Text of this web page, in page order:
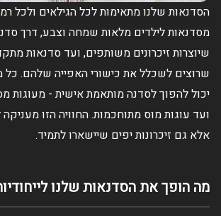
הסדנאות שלנו מתאימות לכל הגילאים ולכל
מסדנאות לילדים מלאות שמחה וצבע, דרך
שיוצרות זיכרונים משותפים, ועד סדנאות
שרוצים לשכלל את כישורי האפייה שלהם. כל
יכול להפוך לסדנה מותאמת אישית - מעוגות
ועד עוגות מוס מתוחכמות. החוויה הזו
אלא גם זיכרונות יפים שיישארו לתמיד.
מה הופך את הסדנאות שלנו